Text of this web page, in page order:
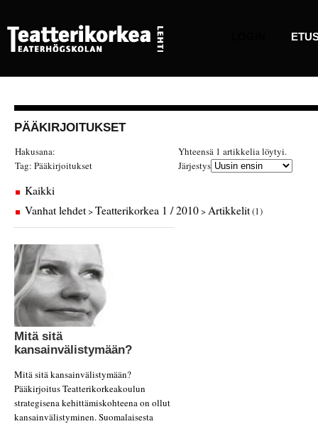
PÄÄKIRJOITUKSET
Hakusana:
Yhteensä 1 artikkelia löytyi.
Tag: Pääkirjoitukset Järjestys
Kaikki
Vanhat lehdet>Teatterikorkea 1 / 2010>Artikkelit(1)
Mitäsitä
kansainvälistymään?
Mitä sitä kansainvälistymään?
Pääkirjoitus Teatterikorkeakoulun
strategisena kehittämiskohteena on ollut
kansainvälistyminen. Suomalaisesta